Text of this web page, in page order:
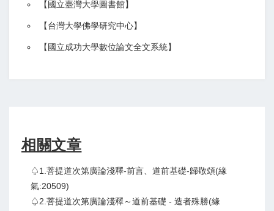
【 國立臺灣大學圖書館】
【台灣大學佛學研究中心】
【 國立成功大學數位論文全文系統】
相關文章
♤1.菩提道次第廣論淺釋-前言、道前基礎-歸敬頌(緣
氣:20509)
♤2.菩提道次第廣論淺釋～道前基礎 - 造者殊勝(緣